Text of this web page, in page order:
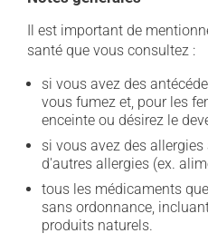
Il est important de
santé que vous consultez :
si vous avez des
vous fumez et, pour les
enceinte ou désirez le
si vous avez des
d'autres allergies (ex.
tous les médicaments
sans ordonnance,
produits naturels.